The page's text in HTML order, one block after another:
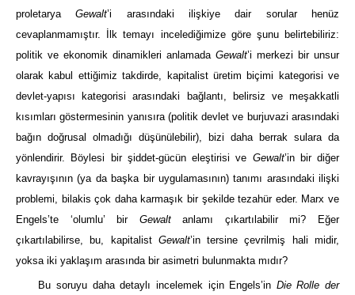
proletaryaGewalt’i arasındaki ilişkiye dair sorular henüz
cevaplanmamıştır. İlk temayı incelediğimize göre şunu belirtebiliriz:
politik ve ekonomik dinamikleri anlamada Gewalt’i merkezi bir unsur
olarak kabul ettiğimiz takdirde, kapitalist üretim biçimi kategorisi ve
devlet-yapısı kategorisi arasındaki bağlantı, belirsiz ve meşakkatli
kısımları göstermesinin yanısıra (politik devlet ve burjuvazi arasındaki
bağın doğrusal olmadığı düşünülebilir), bizi daha berrak sulara da
yönlendirir. Böylesi bir şiddet-gücün eleştirisi ve Gewalt’in bir diğer
kavrayışının (ya da başka bir uygulamasının) tanımı arasındaki ilişki
problemi, bilakis çok daha karmaşık bir şekilde tezahür eder. Marx ve
Engels’te ‘olumlu’ bir Gewaltanlamı çıkartılabilir mi? Eğer
çıkartılabilirse, bu, kapitalist Gewalt’in tersine çevrilmiş hali midir,
yoksa iki yaklaşım arasında bir asimetri bulunmakta mıdır?
Bu soruyu daha detaylı incelemek için Engels’in Die Rolle der